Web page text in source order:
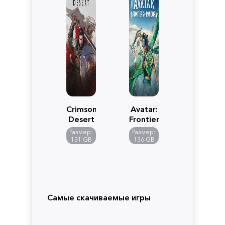
Crimson
Desert
Размер:
131 GB
Avatar:
Frontiers
of
Pandora
Размер:
136 GB
Самые скачиваемые игры